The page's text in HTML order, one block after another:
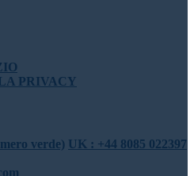
PRIVACY
verde) UK : +44 8085 022397